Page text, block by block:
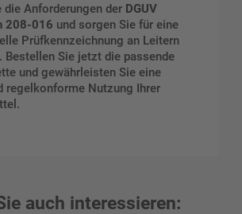
die Anforderungen der DGUV
208-016 und sorgen Sie für eine
Prüfkennzeichnung an Leitern
Bestellen Sie jetzt die passende
und gewährleisten Sie eine
regelkonforme Nutzung Ihrer
auch interessieren: